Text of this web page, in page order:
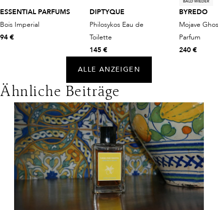
ESSENTIAL PARFUMS
Bois Imperial
94 €
DIPTYQUE
Philosykos Eau de
Toilette
145 €
BALD WIEDER
BYREDO
Mojave
Parfum
240 €
ALLE ANZEIGEN
Ähnliche Beiträge